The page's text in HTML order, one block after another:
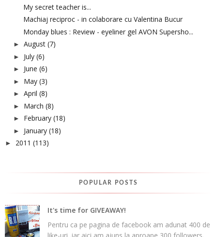
My secret teacher is...
Machiaj reciproc - in colaborare cu Valentina Bucur
Monday blues : Review - eyeliner gel AVON Supersho...
► August (7)
► July (6)
► June (6)
► May (3)
► April (8)
► March (8)
► February (18)
► January (18)
► 2011 (113)
POPULAR POSTS
It's time for GIVEAWAY!
Pentru ca pe pagina de facebook am adunat 400 de